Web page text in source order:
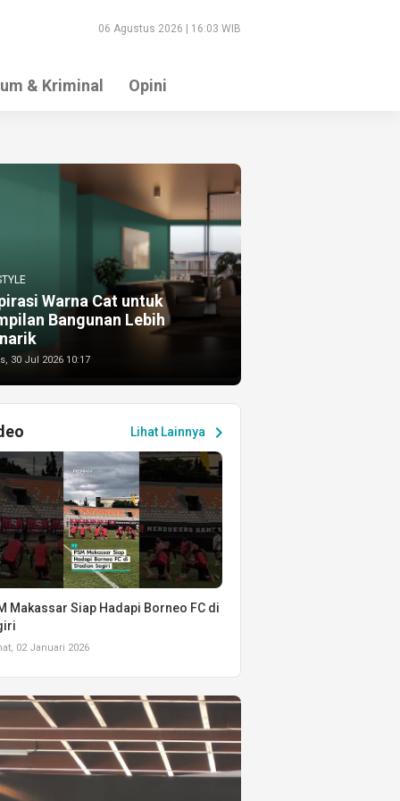
06 Agustus 2026 | 16:03 WIB
& Kriminal Opini
Warna Cat untuk
Bangunan Lebih
30 Jul 2026 10:17
Lihat Lainnya chevron_right
Makassar Siap Hadapi Borneo FC di
02 Januari 2026